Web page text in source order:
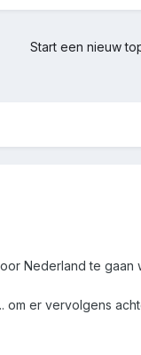
Start een nieuw
Nederland te gaan
om er vervolgens